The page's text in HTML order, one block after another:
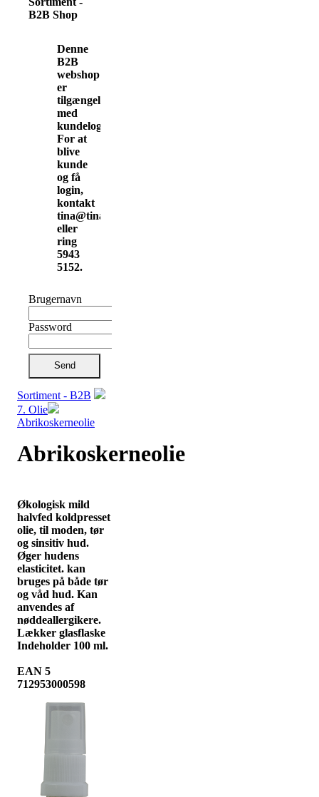
B2B Shop
Denne
B2B
webshop
er
tilgængelig
med
kundelogin.
For at
blive
kunde
og få
login,
kontakt
tina@tinamunkholm.dk
eller
ring
5943
5152.
Brugernavn
Password
Send
Sortiment - B2B
7. Olie
Abrikoskerneolie
Abrikoskerneolie
Økologisk mild
halvfed koldpresset
olie, til moden, tør
og sinsitiv hud.
Øger hudens
elasticitet. kan
bruges på både tør
og våd hud. Kan
anvendes af
nøddeallergikere.
Lækker glasflaske
Indeholder 100 ml.
EAN 5
712953000598